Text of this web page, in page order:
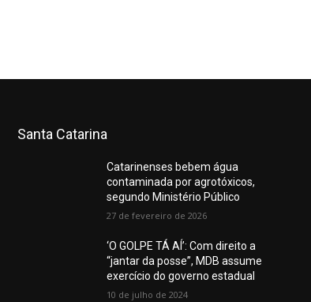
Santa Catarina
Catarinenses bebem água
contaminada por agrotóxicos,
segundo Ministério Público
27 de fevereiro de 2026
‘O GOLPE TÁ AÍ’: Com direito a
“jantar da posse”, MDB assume
exercício do governo estadual
10 de julho de 2024